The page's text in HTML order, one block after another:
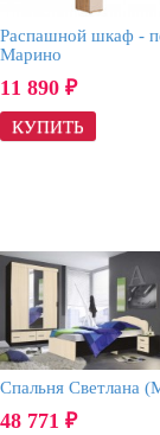
Распашной шкаф -
Марино
11 890 ₽
Спальня Светлана
48 771 ₽